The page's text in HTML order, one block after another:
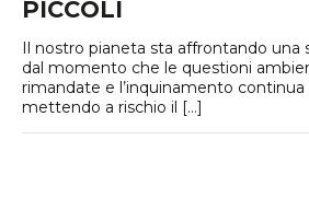
PICCOLI
Il nostro pianeta sta affrontando una
dal momento che le questioni
rimandate e l’inquinamento continua
mettendo a rischio il […]